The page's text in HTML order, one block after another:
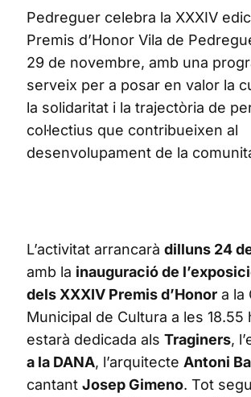
Pedreguer celebra la XXXIV
Premis d’Honor Vila de
29 de novembre, amb una
serveix per a posar en valor la
la solidaritat i la trajectòria de
col·lectius que contribueixen al
desenvolupament de la
L’activitat arrancarà dilluns 24
amb la inauguració de
dels XXXIV Premis d’Honor a la
Municipal de Cultura a les 18.55
estarà dedicada als Traginers,
a la DANA, l’arquitecte Antoni
cantant Josep Gimeno. Tot